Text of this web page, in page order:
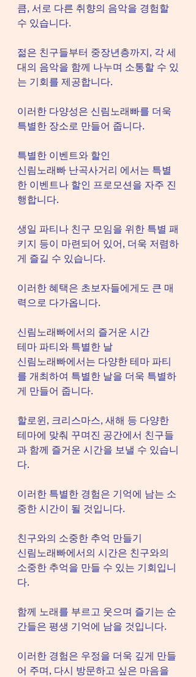
큼, 서로 다른 취향의 음악을 경험할
수 있습니다.
젊은 친구들부터 중장년층까지, 각 세
대의 음악을 함께 나누며 소통할 수 있
는 기회를 제공합니다.
이러한 다양성은 신림노래빠를 더욱
특별한 장소로 만들어 줍니다.
특별한 이벤트와 할인
신림노래빠 난곡사거리 에서는 특별
한 이벤트나 할인 프로모션을 자주 진
행합니다.
생일 파티나 친구 모임을 위한 특별 패
키지 등이 마련되어 있어, 더욱 저렴하
게 즐길 수 있습니다.
이러한 혜택은 초보자들에게도 큰 매
력으로 다가옵니다.
신림노래빠에서의 즐거운 시간
테마 파티와 특별한 날
신림노래빠에서는 다양한 테마 파티
를 개최하여 특별한 날을 더욱 특별하
게 만들어 줍니다.
할로윈, 크리스마스, 새해 등 다양한
테마에 맞춰 꾸며진 공간에서 친구들
과 함께 즐거운 시간을 보낼 수 있습니
다.
이러한 특별한 경험은 기억에 남는 소
중한 시간이 될 것입니다.
친구와의 소중한 추억 만들기
신림노래빠에서의 시간은 친구와의
소중한 추억을 만들 수 있는 기회입니
다.
함께 노래를 부르고 웃으며 즐기는 순
간들은 평생 기억에 남을 것입니다.
이러한 경험은 우정을 더욱 깊게 만들
어 주며, 다시 방문하고 싶은 마음을